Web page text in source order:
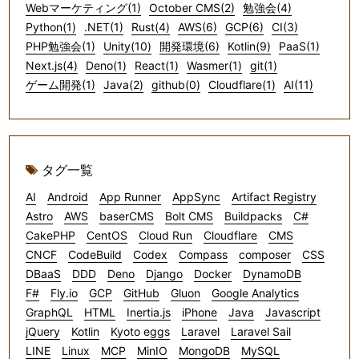
Webマーケティング(1)
October CMS(2)
勉強会(4)
Python(1)
.NET(1) Rust(4) AWS(6) GCP(6)
CI(3)
PHP勉強会(1)
Unity(10) 開発環境(6) Kotlin(9)
PaaS(1)
Next.js(4)
Deno(1) React(1) Wasmer(1)
git(1)
ゲーム開発(1)
Java(2) github(0) Cloudflare(1) AI(11)
タグ一覧
AI Android App Runner AppSync
Artifact Registry
Astro
AWS baserCMS Bolt CMS Buildpacks
C#
CakePHP
CentOS Cloud Run Cloudflare
CMS
CNCF
CodeBuild Codex Compass composer
CSS
DBaaS
DDD Deno Django Docker
DynamoDB
F#
Fly.io GCP GitHub Gluon
Google Analytics
GraphQL
HTML Inertia.js iPhone Java
Javascript
jQuery
Kotlin Kyoto eggs Laravel
Laravel Sail
LINE
Linux MCP MinIO MongoDB
MySQL